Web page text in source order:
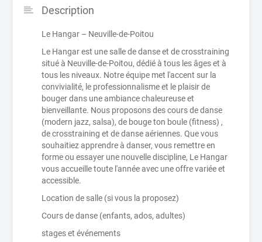
Description
Le Hangar – Neuville-de-Poitou
Le Hangar est une salle de danse et de crosstraining
situé à Neuville-de-Poitou, dédié à tous les âges et à
tous les niveaux. Notre équipe met l'accent sur la
convivialité, le professionnalisme et le plaisir de
bouger dans une ambiance chaleureuse et
bienveillante. Nous proposons des cours de danse
(modern jazz, salsa), de bouge ton boule (fitness) ,
de crosstraining et de danse aériennes. Que vous
souhaitiez apprendre à danser, vous remettre en
forme ou essayer une nouvelle discipline, Le Hangar
vous accueille toute l'année avec une offre variée et
accessible.
Location de salle (si vous la proposez)
Cours de danse (enfants, ados, adultes)
stages et événements